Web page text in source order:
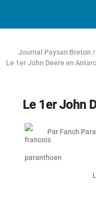
Journal Paysan Breton /
Le 1er John Deere en
Le 1er John
Par Fanch